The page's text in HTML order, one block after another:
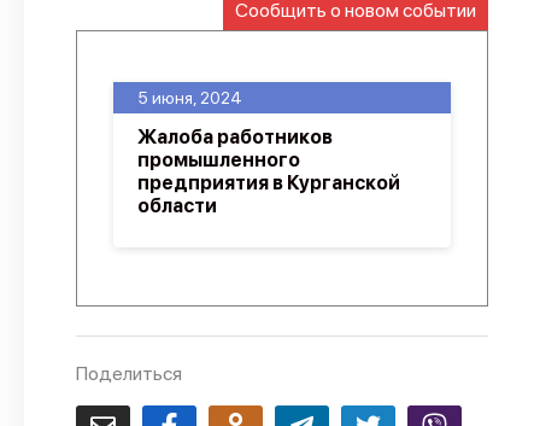
О проекте
Сообщить о новом событии
5 июня, 2024
Жалоба работников
промышленного
предприятия в Курганской
области
Поделиться